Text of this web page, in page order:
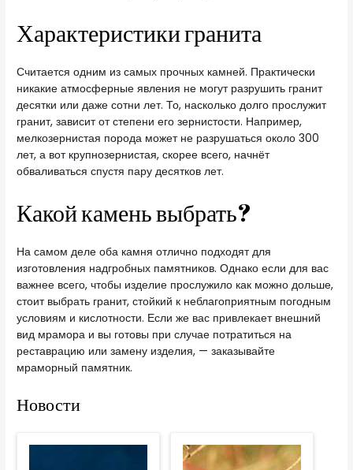
Характеристики гранита
Считается одним из самых прочных камней. Практически
никакие атмосферные явления не могут разрушить гранит
десятки или даже сотни лет. То, насколько долго прослужит
гранит, зависит от степени его зернистости. Например,
мелкозернистая порода может не разрушаться около 300
лет, а вот крупнозернистая, скорее всего, начнёт
обваливаться спустя пару десятков лет.
Какой камень выбрать?
На самом деле оба камня отлично подходят для
изготовления надгробных памятников. Однако если для вас
важнее всего, чтобы изделие прослужило как можно дольше,
стоит выбрать гранит, стойкий к неблагоприятным погодным
условиям и кислотности. Если же вас привлекает внешний
вид мрамора и вы готовы при случае потратиться на
реставрацию или замену изделия, — заказывайте
мраморный памятник.
Новости